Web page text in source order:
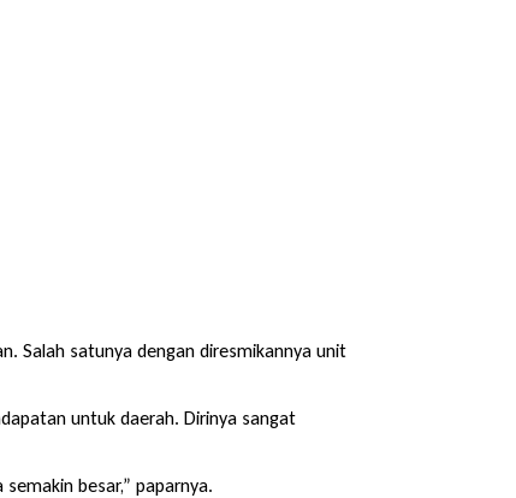
Salah satunya dengan diresmikannya unit
untuk daerah. Dirinya sangat
besar,” paparnya.